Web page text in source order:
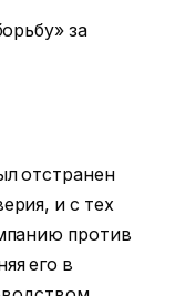
за
отстранен
и с тех
против
его в